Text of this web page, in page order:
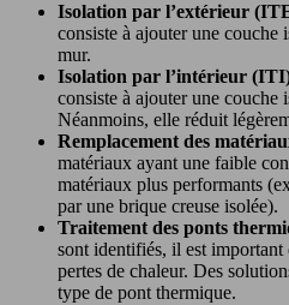
Isolation par l’extérieur
consiste à ajouter une couche
mur.
Isolation par l’intérieur
consiste à ajouter une couche
Néanmoins, elle réduit
Remplacement des
matériaux ayant une faible
matériaux plus performants
par une brique creuse isolée).
Traitement des ponts
sont identifiés, il est
pertes de chaleur. Des
type de pont thermique.